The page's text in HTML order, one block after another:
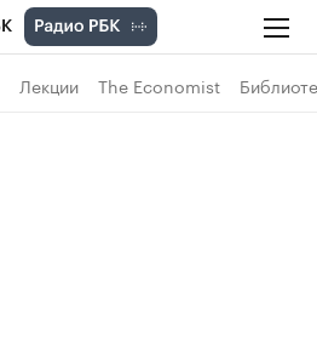
Лекции The Economist